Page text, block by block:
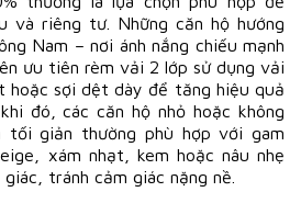
và riêng tư. Những căn hộ hướng
Nam – nơi ánh nắng chiếu mạnh
ưu tiên rèm vải 2 lớp sử dụng vải
hoặc sợi dệt dày để tăng hiệu quả
đó, các căn hộ nhỏ hoặc không
tối giản thường phù hợp với gam
xám nhạt, kem hoặc nâu nhẹ
tránh cảm giác nặng nề.